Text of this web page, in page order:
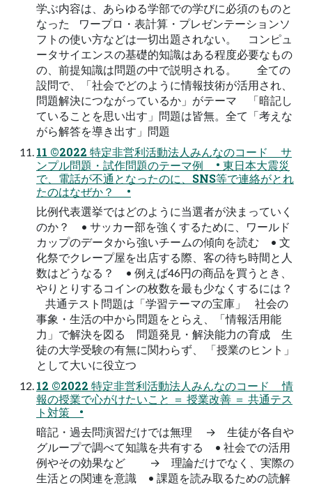
学ぶ内容は、あらゆる学部での学びに必須のものと
なった ワープロ・表計算・プレゼンテーションソ
フトの使い方などは一切出題されない。 コンピュ
ータサイエンスの基礎的知識はある程度必要なもの
の、前提知識は問題の中で説明される。 全ての
設問で、「社会でどのように情報技術が活用され、
問題解決につながっているか」がテーマ 「暗記し
ていることを思い出す」問題は皆無。全て「考えな
がら解答を導き出す」問題
11 ©2022 特定非営利活動法人みんなのコード サ
ンプル問題・試作問題のテーマ例 • 東日本大震災
で、電話が不通となったのに、SNS等で連絡がとれ
たのはなぜか？ •
比例代表選挙ではどのように当選者が決まっていく
のか？ • サッカー部を強くするために、ワールド
カップのデータから強いチームの傾向を読む • 文
化祭でクレープ屋を出店する際、客の待ち時間と人
数はどうなる？ • 例えば46円の商品を買うとき、
やりとりするコインの枚数を最も少なくするには？
共通テスト問題は「学習テーマの宝庫」 社会の
事象・生活の中から問題をとらえ、「情報活用能
力」で解決を図る 問題発見・解決能力の育成 生
徒の大学受験の有無に関わらず、 「授業のヒント」
として大いに役立つ
12 ©2022 特定非営利活動法人みんなのコード 情
報の授業で心がけたいこと ＝ 授業改善 ＝ 共通テス
ト対策 •
暗記・過去問演習だけでは無理 → 生徒が各自や
グループで調べて知識を共有する • 社会での活用
例やその効果など → 理論だけでなく、実際の
生活との関連を意識 • 課題を読み取るための読解